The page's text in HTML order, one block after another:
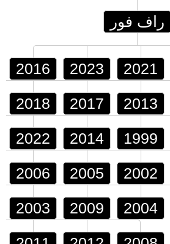
راف فور
2016 2023 2021
2018 2017 2013
2022 2014 1999
2006 2005 2002
2003 2009 2004